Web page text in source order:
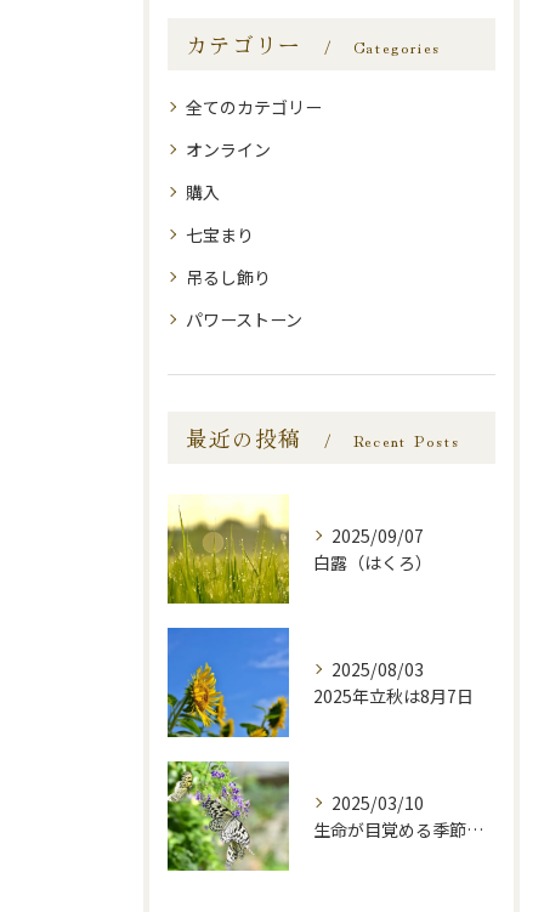
カテゴリー Categories
全てのカテゴリー
オンライン
購入
七宝まり
吊るし飾り
パワーストーン
最近の投稿 Recent Posts
2025/09/07
白露（はくろ）
2025/08/03
2025年立秋は8月7日
2025/03/10
生命が目覚める季節—啓蟄—